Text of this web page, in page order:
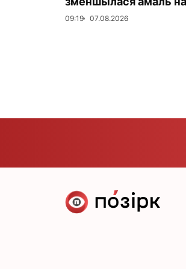
09:19 07.08.2026